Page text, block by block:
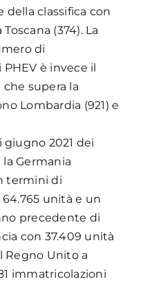
della classifica con
(374). La
di
è invece il
che supera la
Lombardia (921) e
2021 dei
Germania
termini di
unità e un
precedente di
con 37.409 unità
Regno Unito a
immatricolazioni